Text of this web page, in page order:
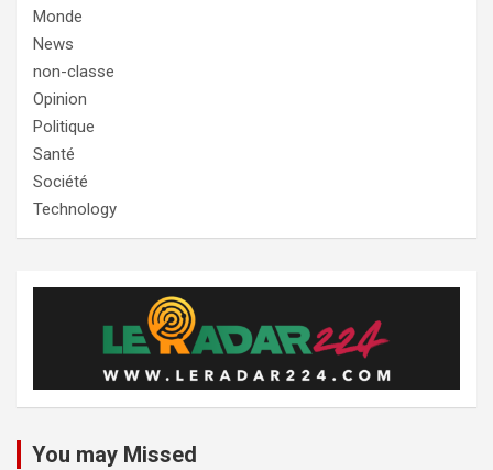
Monde
News
non-classe
Opinion
Politique
Santé
Société
Technology
You may Missed